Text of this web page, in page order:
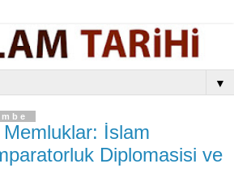
▼
Memluklar: İslam
Diplomasisi ve